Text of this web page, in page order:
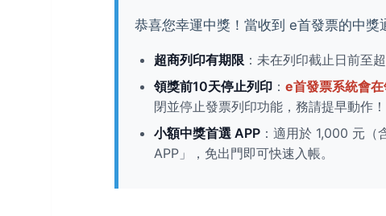
恭喜您幸運中獎！當收到 e首發票的中獎
超商列印有期限 ：未在列印截止日前至
領獎前10天停止列印 ： e首發票系統會
閉並停止發票列印功能，務請提早動作！
小額中獎首選 APP ：適用於 1,000 元
APP」，免出門即可快速入帳。